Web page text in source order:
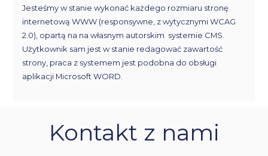
Jesteśmy w stanie wykonać każdego rozmiaru stronę
internetową WWW (responsywne, z wytycznymi WCAG
2.0), opartą na na własnym autorskim systemie CMS.
Użytkownik sam jest w stanie redagować zawartość
strony, praca z systemem jest podobna do obsługi
aplikacji Microsoft WORD.
Kontakt z nami